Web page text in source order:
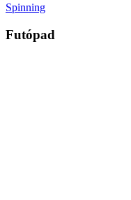
Spinning
Futópad